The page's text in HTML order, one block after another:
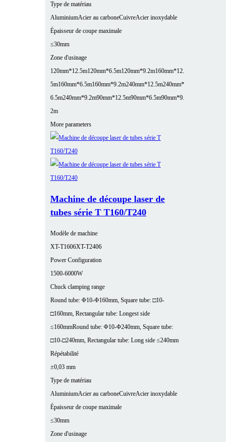
Type de matériau
AluminiumAcier au carboneCuivreAcier inoxydable
Épaisseur de coupe maximale
≤30mm
Zone d'usinage
120mm*12.5m120mm*6.5m120mm*9.2m160mm*12.
5m160mm*6.5m160mm*9.2m240mm*12.5m240mm*
6.5m240mm*9.2m90mm*12.5m90mm*6.5m90mm*9.
2m
More parameters
Machine de découpe laser de
tubes série T T160/T240
Modèle de machine
XT-T1606XT-T2406
Power Configuration
1500-6000W
Chuck clamping range
Round tube: Φ10-Φ160mm, Square tube: □10-
□160mm, Rectangular tube: Longest side
≤160mmRound tube: Φ10-Φ240mm, Square tube:
□10-□240mm, Rectangular tube: Long side ≤240mm
Répétabilité
±0,03 mm
Type de matériau
AluminiumAcier au carboneCuivreAcier inoxydable
Épaisseur de coupe maximale
≤30mm
Zone d'usinage